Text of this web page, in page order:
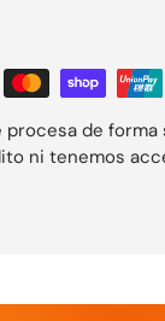
de forma
ni tenemos